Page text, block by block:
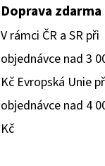
Doprava zdarma
V rámci ČR a SR při
objednávce nad 3
Kč Evropská Unie
objednávce nad 4
Kč